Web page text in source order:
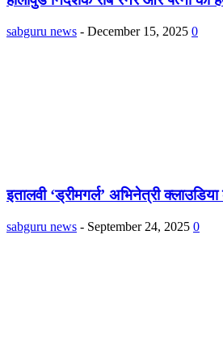
sabguru news - December 15, 2025 0
इतालवी ‘ड्रीमगर्ल’ अभिनेत्री
sabguru news - September 24, 2025 0